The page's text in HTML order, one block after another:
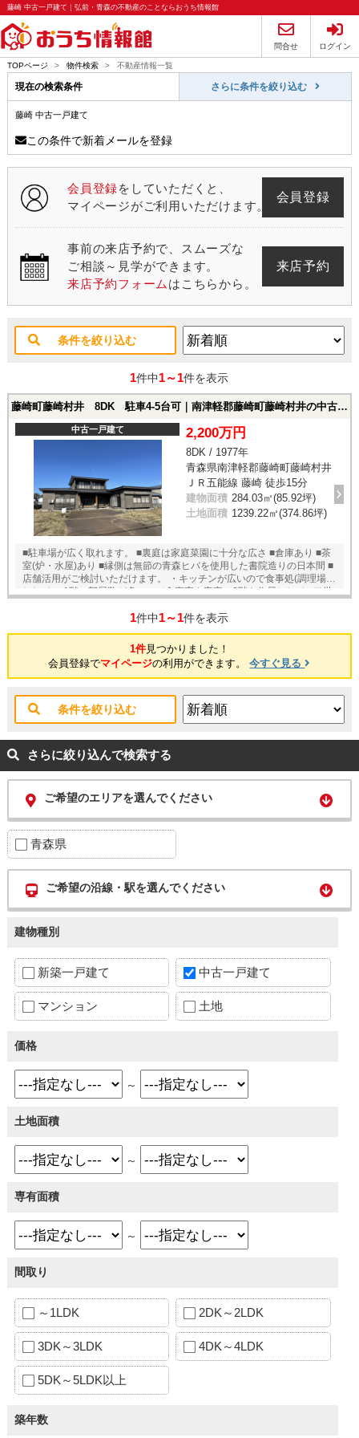
藤崎 中古一戸建て｜弘前・青森の不動産のことならおうち情報館
問合せ ログイン
TOPページ > 物件検索 > 不動産情報一覧
現在の検索条件 さらに条件を絞り込む
藤崎 中古一戸建て
この条件で新着メールを登録
会員登録をしていただくと、
マイページがご利用いただけます。
会員登録
事前の来店予約で、スムーズな
ご相談～見学ができます。
来店予約フォーム はこちらから。
来店予約
条件を絞り込む
1件中1～1件を表示
藤崎町藤崎村井 8DK 駐車4-5台可｜南津軽郡藤崎町藤崎村井の中古一戸建て
中古一戸建て 2,200万円
8DK / 1977年
青森県南津軽郡藤崎町藤崎村井
ＪＲ五能線 藤崎 徒歩15分
建物面積 284.03㎡(85.92坪)
土地面積 1239.22㎡(374.86坪)
■駐車場が広く取れます。 ■裏庭は家庭菜園に十分な広さ ■倉庫あり ■茶
室(炉・水屋)あり ■縁側は無節の青森ヒバを使用した書院造りの日本間 ■
店舗活用がご検討いただけます。 ・キッチンが広いので食事処(調理場)
として ・1階の部屋数が多いので食事室や客室、2階を住居として ■二世
1件中1～1件を表示
1件見つかりました！
会員登録でマイページの利用ができます。今すぐ見る
条件を絞り込む
さらに絞り込んで検索する
ご希望のエリアを選んでください
青森県
ご希望の沿線・駅を選んでください
建物種別
新築一戸建て 中古一戸建て
マンション 土地
価格
～
土地面積
～
専有面積
～
間取り
～1LDK 2DK～2LDK
3DK～3LDK 4DK～4LDK
5DK～5LDK以上
築年数